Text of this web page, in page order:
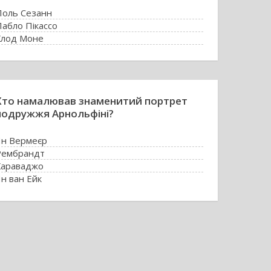
Сезанн
Пікассо
Моне
намалював знаменитий портрет
Арнольфіні?
Вермеєр
ван Ейк